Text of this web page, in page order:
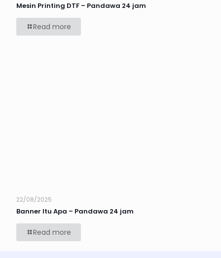
Mesin Printing DTF – Pandawa 24 jam
Read more
22/08/2025
Banner Itu Apa – Pandawa 24 jam
Read more